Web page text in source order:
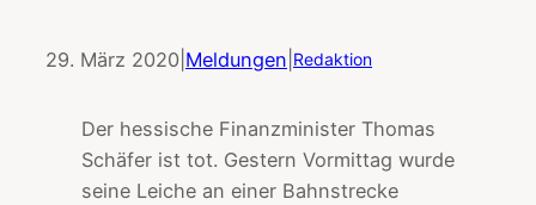
29. März 2020 Meldungen Redaktion
Der hessische Finanzminister Thomas
Schäfer ist tot. Gestern Vormittag wurde
seine Leiche an einer Bahnstrecke